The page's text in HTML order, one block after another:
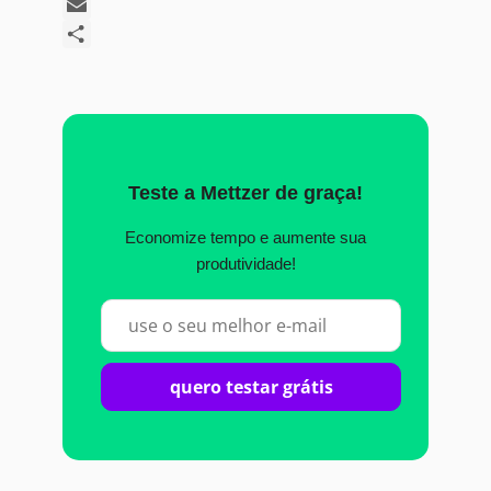
X
Email
Teste a Mettzer de graça!
Economize tempo e aumente sua
produtividade!
quero testar grátis